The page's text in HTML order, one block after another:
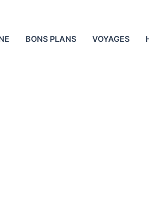
BONS PLANS VOYAGES